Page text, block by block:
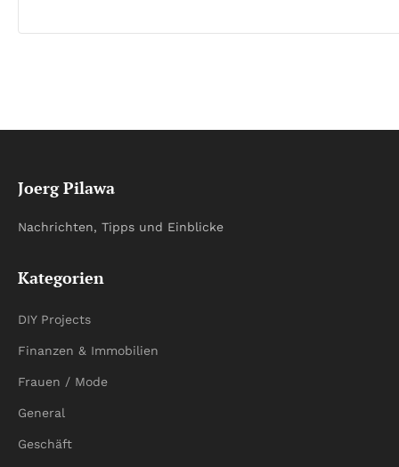
Joerg Pilawa
Nachrichten, Tipps und Einblicke
Kategorien
DIY Projects
Finanzen & Immobilien
Frauen / Mode
General
Geschäft